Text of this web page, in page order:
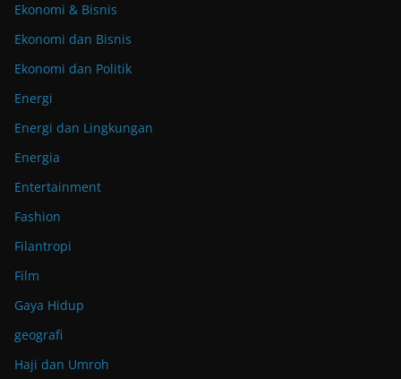
Ekonomi & Bisnis
Ekonomi dan Bisnis
Ekonomi dan Politik
Energi
Energi dan Lingkungan
Energia
Entertainment
Fashion
Filantropi
Film
Gaya Hidup
geografi
Haji dan Umroh